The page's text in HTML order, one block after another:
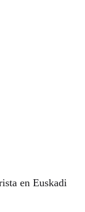
en Euskadi